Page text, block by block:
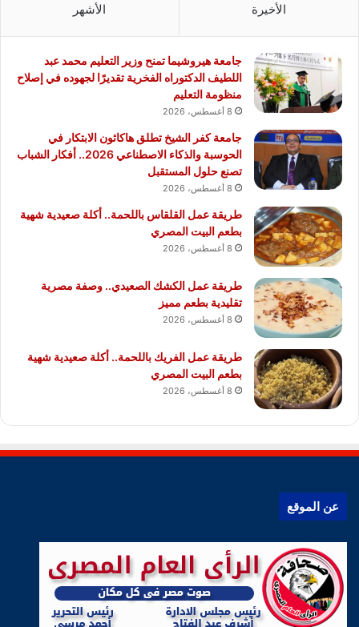
الأخيرة الأشهر
جامعة هيروشيما تمنح وزير التعليم محمد عبد
اللطيف الدكتوراه الفخرية تقديرًا لجهوده في إصلاح
منظومة التعليم
8 أغسطس، 2026
جامعة كفر الشيخ تطلق هاكاثون الابتكار في
الحوسبة والذكاء الاصطناعي 2026.. أفكار الشباب
تصنع حلول المستقبل
8 أغسطس، 2026
طريقة عمل القلقاس باللحمة.. أكلة صعيدية شهية
بطعم البيت المصري
8 أغسطس، 2026
طريقة عمل الكشك الصعيدي.. وصفة مصرية
تقليدية بطعم مميز
8 أغسطس، 2026
طريقة عمل الفريك باللحمة.. أكلة صعيدية شهية
بطعم البيت المصري
8 أغسطس، 2026
عن الموقع